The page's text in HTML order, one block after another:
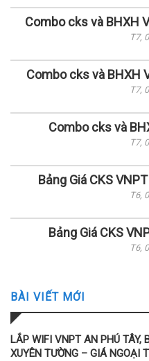
Combo cks và BHXH
T7,
Combo cks và BHXH
T7,
Combo cks và
T7,
Bảng Giá CKS
T6,
Bảng Giá CKS
T6,
BÀI VIẾT MỚI
LẮP WIFI VNPT AN PHÚ TÂY,
XUYÊN TƯỜNG – GIÁ NGOẠI